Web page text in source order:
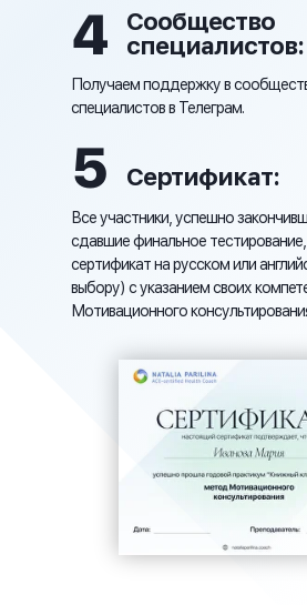
Получаем поддержку в
специалистов в Телеграм.
4
Сообщество
специалистов:
Все участники, успешно
сдавшие финальное
сертификат на русском или
выбору) с указанием своих
Мотивационного
5 Сертификат: